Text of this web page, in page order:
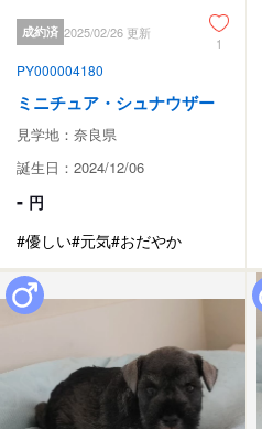
成約済 2025/02/26 更新
1
PY000004180
ミニチュア・シュナウザー
見学地：奈良県
誕生日：2024/12/06
- 円
#優しい#元気#おだやか